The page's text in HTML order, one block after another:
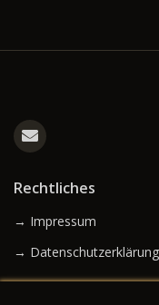
Rechtliches
→ Impressum
→ Datenschutzerklärung